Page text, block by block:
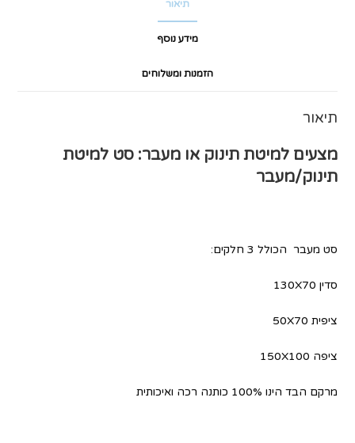
תיאור
מידע נוסף
הזמנות ומשלוחים
תיאור
מצעים למיטת תינוק או מעבר: סט למיטת
תינוק/מעבר
סט מעבר הכולל 3 חלקים:
סדין 130X70
ציפית 50X70
ציפה 150X100
מרקם הבד הינו 100% כותנה רכה ואיכותית